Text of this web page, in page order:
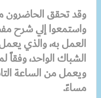
وقد تحقق الحاضرون
واستمعوا إلي شرح
العمل به، والذي
الشباك الواحد، وفقاً
ويعمل من الساعة
مساءً.